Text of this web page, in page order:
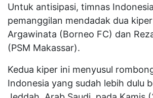
Untuk antisipasi, timnas
pemanggilan mendadak dua
Argawinata (Borneo FC) dan
(PSM Makassar).
Kedua kiper ini menyusul
Indonesia yang sudah lebih dulu